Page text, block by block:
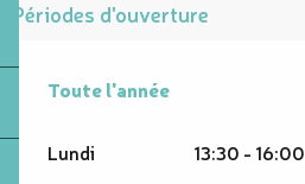
Périodes d'ouverture
Toute l'année
Toute l'année
Lundi 13:30 - 16:00